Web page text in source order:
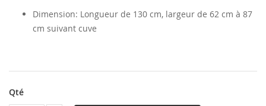
Dimension: Longueur de 130 cm, largeur de 62 cm à 87
cm suivant cuve
Qté